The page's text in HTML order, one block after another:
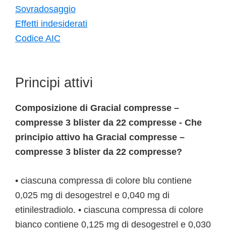
Sovradosaggio
Effetti indesiderati
Codice AIC
Principi attivi
Composizione di Gracial compresse –
compresse 3 blister da 22 compresse - Che
principio attivo ha Gracial compresse –
compresse 3 blister da 22 compresse?
• ciascuna compressa di colore blu contiene
0,025 mg di desogestrel e 0,040 mg di
etinilestradiolo. • ciascuna compressa di colore
bianco contiene 0,125 mg di desogestrel e 0,030